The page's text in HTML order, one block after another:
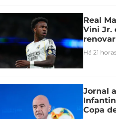
Real
Vini Jr.
Há 21
Jornal
Copa